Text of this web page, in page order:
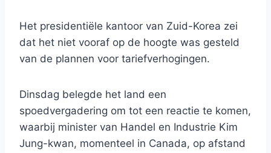
Het presidentiële kantoor van Zuid-Korea zei
dat het niet vooraf op de hoogte was gesteld
van de plannen voor tariefverhogingen.
Dinsdag belegde het land een
spoedvergadering om tot een reactie te komen,
waarbij minister van Handel en Industrie Kim
Jung-kwan, momenteel in Canada, op afstand